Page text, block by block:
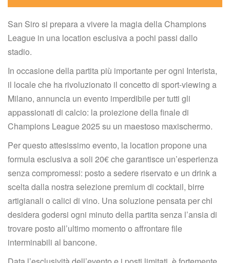
San Siro si prepara a vivere la magia della Champions
League in una location esclusiva a pochi passi dallo
tadio.
In occasione della partita più importante per ogni Interista,
il locale che ha rivoluzionato il concetto di sport-viewing a
Milano, annuncia un evento imperdibile per tutti gli
appassionati di calcio: la proiezione della finale di
Champions League 2025 su un maestoso maxischermo.
Per questo attesissimo evento, la location propone una
formula esclusiva a soli 20€ che garantisce un’esperienza
enza compromessi: posto a sedere riservato e un drink a
celta dalla nostra selezione premium di cocktail, birre
artigianali o calici di vino. Una soluzione pensata per chi
desidera godersi ogni minuto della partita senza l’ansia di
trovare posto all’ultimo momento o affrontare file
interminabili al bancone.